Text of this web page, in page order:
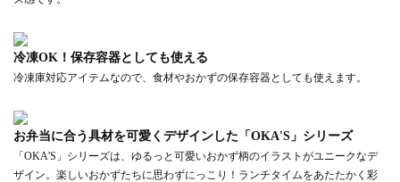
冷凍OK！保存容器としても使える
冷凍庫対応アイテムなので、食材やおかずの保存容器としても使えます。
お弁当に合う具材を可愛くデザインした「OKA'S」シリーズ
「OKA'S」シリーズは、ゆるっと可愛いおかず柄のイラストがユニークなデ
ザイン。楽しいおかずたちに思わずにっこり！ランチタイムをあたたかく彩